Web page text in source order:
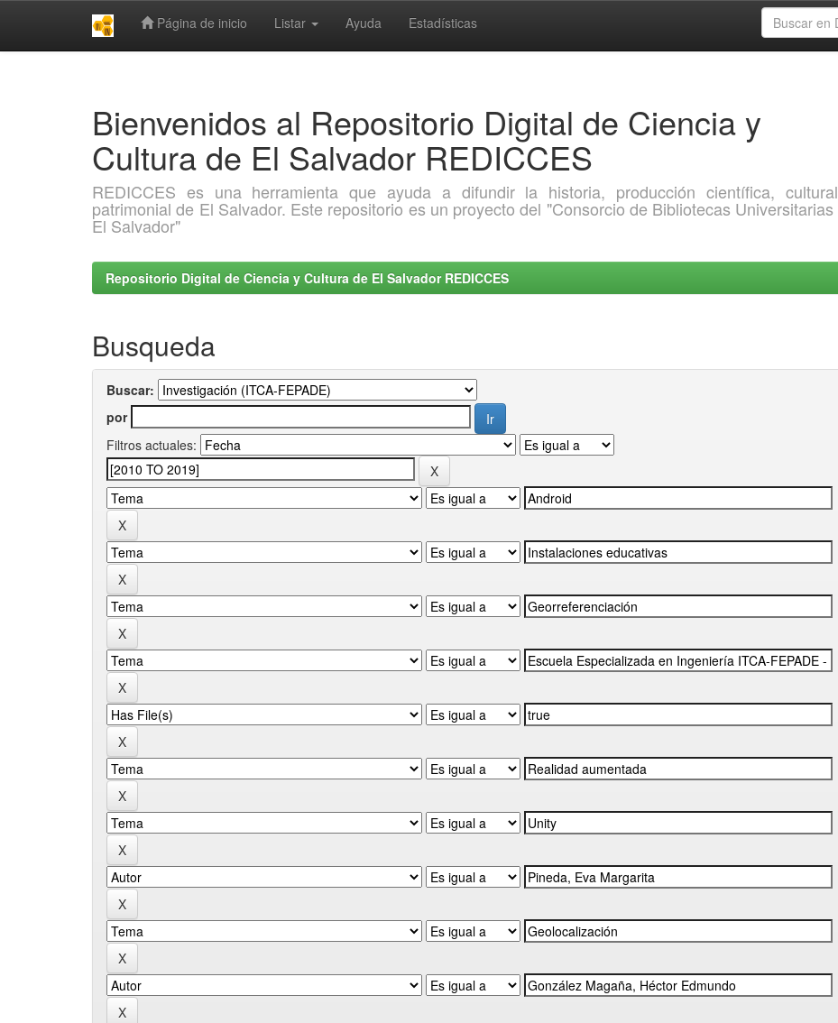
Página de inicio Listar Ayuda Estadísticas
Bienvenidos al Repositorio Digital de Ciencia y
Cultura de El Salvador REDICCES
REDICCES es una herramienta que ayuda a difundir la historia, producción científica,
patrimonial de El Salvador. Este repositorio es un proyecto del "Consorcio de Bibliotecas Universitarias
El Salvador"
Repositorio Digital de Ciencia y Cultura de El Salvador REDICCES
Busqueda
Buscar:
por
Filtros actuales: